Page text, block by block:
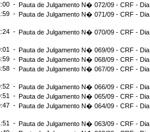
- Pauta de Julgamento N� 072/09 - CRF -
- Pauta de Julgamento N� 071/09 - CRF -
- Pauta de Julgamento N� 070/09 - CRF -
- Pauta de Julgamento N� 069/09 - CRF -
- Pauta de Julgamento N� 068/09 - CRF -
- Pauta de Julgamento N� 067/09 - CRF -
- Pauta de Julgamento N� 066/09 - CRF - Dia
- Pauta de Julgamento N� 065/09 - CRF -
- Pauta de Julgamento N� 064/09 - CRF -
- Pauta de Julgamento N� 063/09 - CRF -